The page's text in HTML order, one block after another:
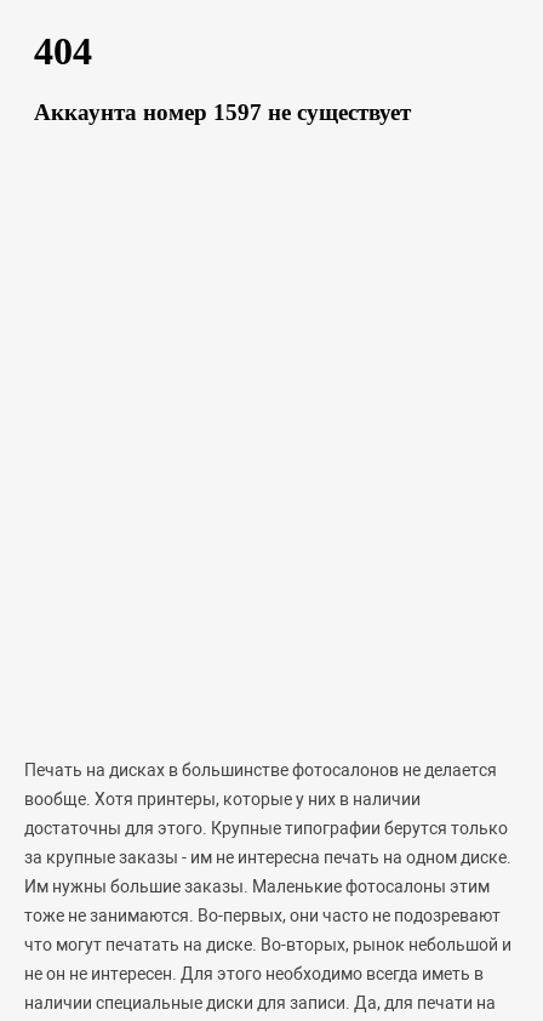
Печать на дисках в большинстве фотосалонов не делается
вообще. Хотя принтеры, которые у них в наличии
достаточны для этого. Крупные типографии берутся только
за крупные заказы - им не интересна печать на одном диске.
Им нужны большие заказы. Маленькие фотосалоны этим
тоже не занимаются. Во-первых, они часто не подозревают
что могут печатать на диске. Во-вторых, рынок небольшой и
не он не интересен. Для этого необходимо всегда иметь в
наличии специальные диски для записи. Да, для печати на